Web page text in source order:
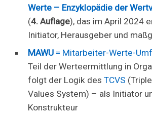
Werte – Enzyklopädie der
(4. Auflage), das im April 2024
Initiator, Herausgeber und
MAWU = Mitarbeiter-Werte-
Teil der Werteermittlung in
folgt der Logik des TCVS
Values System) – als Initiator
Konstrukteur